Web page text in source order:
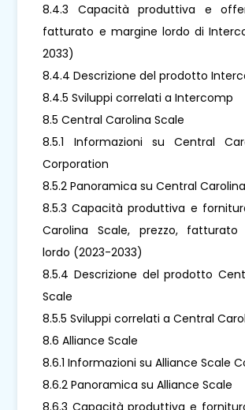
8.4.3 Capacità produttiva e
fatturato e margine lordo di
2033)
8.4.4 Descrizione del prodotto
8.4.5 Sviluppi correlati a Intercomp
8.5 Central Carolina Scale
8.5.1 Informazioni su Central
Corporation
8.5.2 Panoramica su Central
8.5.3 Capacità produttiva e
Carolina Scale, prezzo,
lordo (2023-2033)
8.5.4 Descrizione del prodotto
Scale
8.5.5 Sviluppi correlati a Central
8.6 Alliance Scale
8.6.1 Informazioni su Alliance Scale
8.6.2 Panoramica su Alliance Scale
8.6.3 Capacità produttiva e